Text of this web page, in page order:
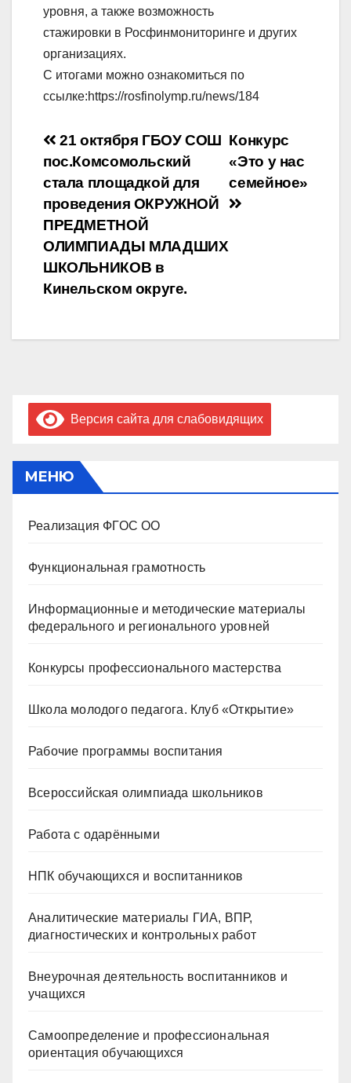
уровня, а также возможность
стажировки в Росфинмониторинге и других
организациях.
С итогами можно ознакомиться по
ссылке:https://rosfinolymp.ru/news/184
Навигация
по
записям
Конкурс
«Это у нас
семейное»
21 октября ГБОУ СОШ
пос.Комсомольский
стала площадкой для
проведения ОКРУЖНОЙ
ПРЕДМЕТНОЙ
ОЛИМПИАДЫ МЛАДШИХ
ШКОЛЬНИКОВ в
Кинельском округе.
Версия сайта для слабовидящих
МЕНЮ
Реализация ФГОС ОО
Функциональная грамотность
Информационные и методические материалы
федерального и регионального уровней
Конкурсы профессионального мастерства
Школа молодого педагога. Клуб «Открытие»
Рабочие программы воспитания
Всероссийская олимпиада школьников
Работа с одарёнными
НПК обучающихся и воспитанников
Аналитические материалы ГИА, ВПР,
диагностических и контрольных работ
Внеурочная деятельность воспитанников и
учащихся
Самоопределение и профессиональная
ориентация обучающихся